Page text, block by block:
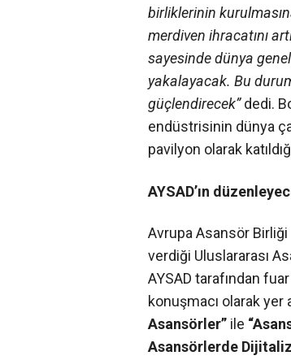
birliklerinin
merdiven ihracatını
sayesinde dünya
yakalayacak. Bu
güçlendirecek”dedi.
endüstrisinin dünya
pavilyon olarak
AYSAD’ın
Avrupa Asansör
verdiği Uluslararası
AYSAD tarafından
konuşmacı olarak yer
Asansörler” ile
Asansörlerde